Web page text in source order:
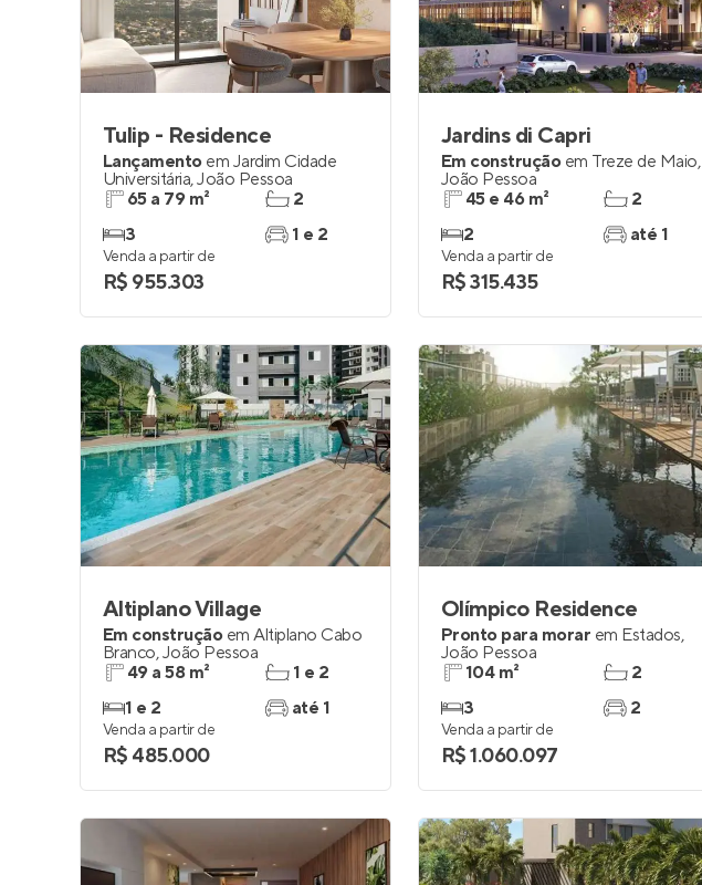
Tulip - Residence
Lançamento em Jardim Cidade
Universitária,João Pessoa
65 a 79 m²
3
2
1 e 2
Venda a partir de
R$ 955.303
Jardins di Capri
Em construção em Treze de Maio,
João Pessoa
45 e 46 m²
2
2
até 1
Venda a partir de
R$ 315.435
Altiplano Village
Em construção em Altiplano Cabo
Branco,João Pessoa
49 a 58 m²
1 e 2
1 e 2
até 1
Venda a partir de
R$ 485.000
Olímpico Residence
Pronto para morar em Estados,
João Pessoa
104 m²
3
2
2
Venda a partir de
R$ 1.060.097